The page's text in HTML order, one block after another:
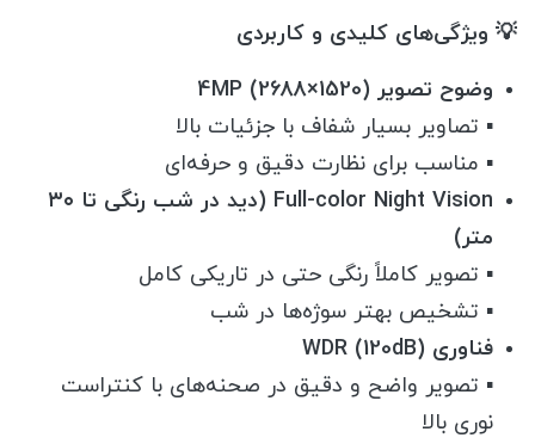
💡 ویژگی‌های کلیدی و کاربردی
وضوح تصویر 4MP (2688×1520)
▪️ تصاویر بسیار شفاف با جزئیات بالا
▪️ مناسب برای نظارت دقیق و حرفه‌ای
Full-color Night Vision (دید در شب رنگی تا ۳۰
متر)
▪️ تصویر کاملاً رنگی حتی در تاریکی کامل
▪️ تشخیص بهتر سوژه‌ها در شب
فناوری WDR (120dB)
▪️ تصویر واضح و دقیق در صحنه‌های با کنتراست
نوری بالا